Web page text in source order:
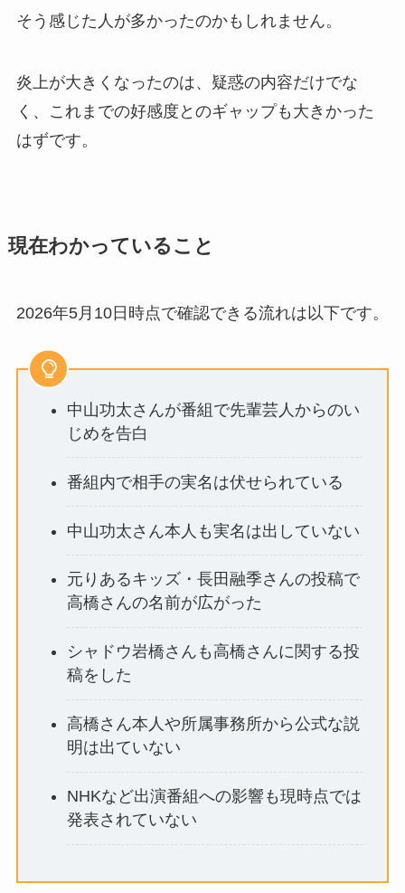
そう感じた人が多かったのかもしれません。
炎上が大きくなったのは、疑惑の内容だけでな
く、これまでの好感度とのギャップも大きかった
はずです。
現在わかっていること
2026年5月10日時点で確認できる流れは以下です。
中山功太さんが番組で先輩芸人からのい
じめを告白
番組内で相手の実名は伏せられている
中山功太さん本人も実名は出していない
元りあるキッズ・長田融季さんの投稿で
高橋さんの名前が広がった
シャドウ岩橋さんも高橋さんに関する投
稿をした
高橋さん本人や所属事務所から公式な説
明は出ていない
NHKなど出演番組への影響も現時点では
発表されていない